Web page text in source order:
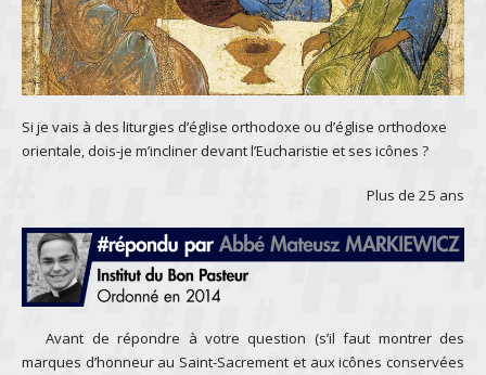
Si je vais à des liturgies d’église orthodoxe ou d’église orthodoxe
orientale, dois-je m’incliner devant l’Eucharistie et ses icônes ?
Plus de 25 ans
Avant de répondre à votre question (s’il faut montrer des
marques d’honneur au Saint-Sacrement et aux icônes conservées